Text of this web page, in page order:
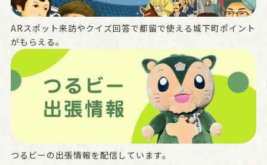
ARスポット来訪やクイズ回答で都留で使える城下町ポイント
がもらえる。
つるビーの出張情報を配信しています。